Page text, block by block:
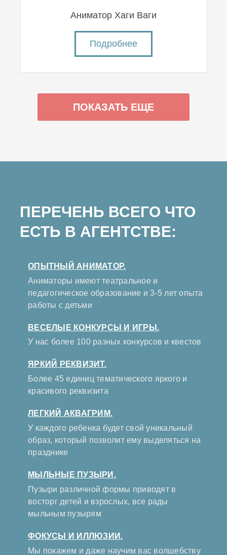
Аниматор Хаги Ваги
Подробнее
ПОКАЗАТЬ ЕЩЕ
ПЕРЕЧЕНЬ ВСЕГО ЧТО
ЕСТЬ В АГЕНТСТВЕ:
ОПЫТНЫЙ АНИМАТОР.
Аниматоры имеют театральное и
педагогическое образование и 3-5 лет опыта
работы с детьми
ВЕСЕЛЫЕ КОНКУРСЫ И ИГРЫ.
У нас более 100 разных конкурсов и квестов
ЯРКИЙ РЕКВИЗИТ.
Более 45 единиц тематического яркого и
красивого реквизита
ЛЕГКИЙ АКВАГРИМ.
У каждого ребенка будет свой уникальный
образ, который позволит ему выделяться на
празднике
МЫЛЬНЫЕ ПУЗЫРИ.
Пузыри различной формы приводят в
восторг детей и взрослых, все рады
мыльным пузырям
ФОКУСЫ И ИЛЛЮЗИИ.
Мы покажем и даже научим вас волшебству